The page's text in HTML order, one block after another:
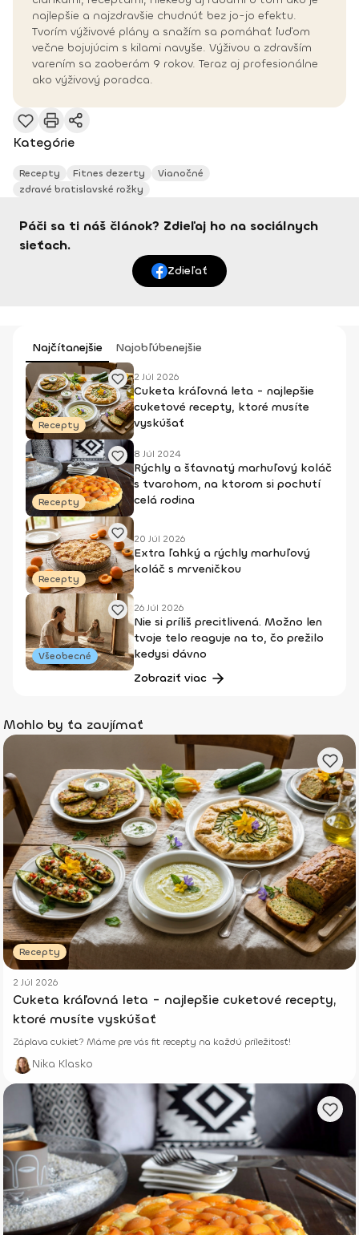
najlepšie a najzdravšie chudnúť bez jo-jo efektu.
Tvorím výživové plány a snažím sa pomáhať ľuďom
večne bojujúcim s kilami navyše. Výživou a zdravším
varením sa zaoberám 9 rokov. Teraz aj profesionálne
ako výživový poradca.
Kategórie
Recepty Fitnes dezerty
Vianočné
zdravé bratislavské rožky
Páči sa ti náš článok? Zdieľaj ho na sociálnych
sieťach.
Zdieľať
Najčítanejšie Najobľúbenejšie
Recepty
2 Júl 2026
Cuketa kráľovná leta - najlepšie
cuketové recepty, ktoré musíte
vyskúšať
Recepty
8 Júl 2024
Rýchly a šťavnatý marhuľový koláč
s tvarohom, na ktorom si pochutí
celá rodina
Recepty
20 Júl 2026
Extra ľahký a rýchly marhuľový
koláč s mrveničkou
Všeobecné
26 Júl 2026
Nie si príliš precitlivená. Možno len
tvoje telo reaguje na to, čo prežilo
kedysi dávno
Zobraziť viac
Mohlo by ťa zaujímať
Recepty
2 Júl 2026
Cuketa kráľovná leta - najlepšie cuketové recepty,
ktoré musíte vyskúšať
Záplava cukiet? Máme pre vás fit recepty na každú príležitosť!
Nika Klasko